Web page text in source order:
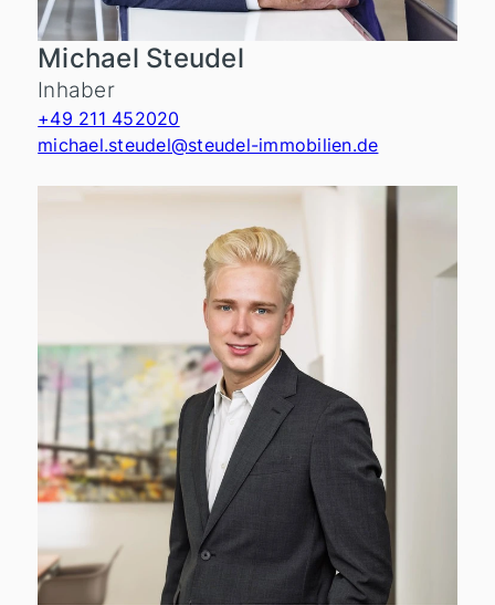
Michael Steudel
Inhaber
+49 211 452020
michael.steudel@steudel-immobilien.de